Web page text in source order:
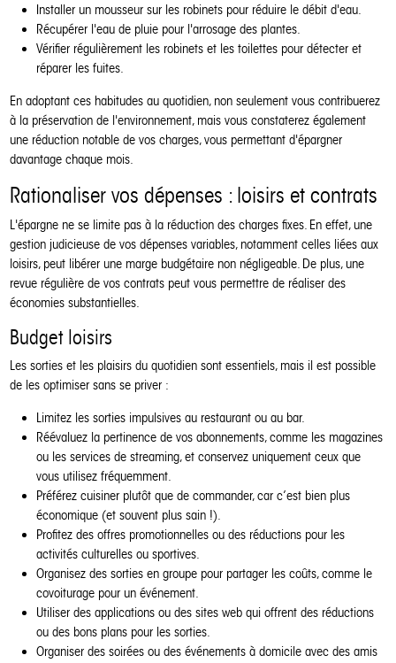
Installer un mousseur sur les robinets pour réduire le débit d'eau.
Récupérer l'eau de pluie pour l'arrosage des plantes.
Vérifier régulièrement les robinets et les toilettes pour détecter et
réparer les fuites.
En adoptant ces habitudes au quotidien, non seulement vous contribuerez
à la préservation de l'environnement, mais vous constaterez également
une réduction notable de vos charges, vous permettant d'épargner
davantage chaque mois.
Rationaliser vos dépenses : loisirs et contrats
L'épargne ne se limite pas à la réduction des charges fixes. En effet, une
gestion judicieuse de vos dépenses variables, notamment celles liées aux
loisirs, peut libérer une marge budgétaire non négligeable. De plus, une
revue régulière de vos contrats peut vous permettre de réaliser des
économies substantielles.
Budget loisirs
Les sorties et les plaisirs du quotidien sont essentiels, mais il est possible
de les optimiser sans se priver :
Limitez les sorties impulsives au restaurant ou au bar.
Réévaluez la pertinence de vos abonnements, comme les magazines
ou les services de streaming, et conservez uniquement ceux que
vous utilisez fréquemment.
Préférez cuisiner plutôt que de commander, car c’est bien plus
économique (et souvent plus sain !).
Profitez des offres promotionnelles ou des réductions pour les
activités culturelles ou sportives.
Organisez des sorties en groupe pour partager les coûts, comme le
covoiturage pour un événement.
Utiliser des applications ou des sites web qui offrent des réductions
ou des bons plans pour les sorties.
Organiser des soirées ou des événements à domicile avec des amis